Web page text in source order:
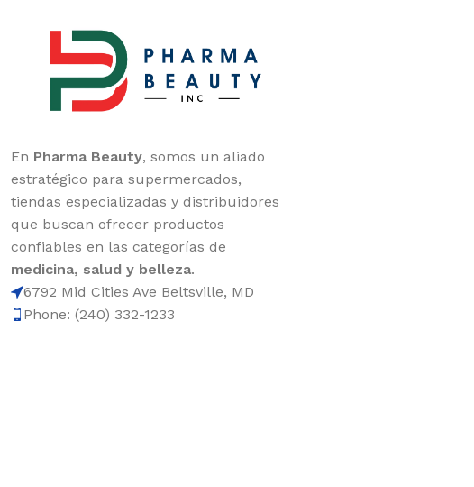
En Pharma Beauty, somos un aliado
estratégico para supermercados,
tiendas especializadas y distribuidores
que buscan ofrecer productos
confiables en las categorías de
medicina, salud y belleza.
6792 Mid Cities Ave Beltsville, MD
Phone: (240) 332-1233